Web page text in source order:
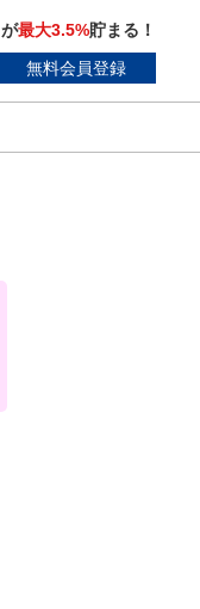
が最大3.5%貯まる！
無料会員登録